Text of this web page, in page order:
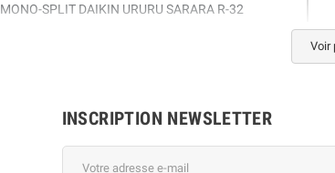
MONO-SPLIT DAIKIN URURU SARARA R-32
Voir
INSCRIPTION NEWSLETTER